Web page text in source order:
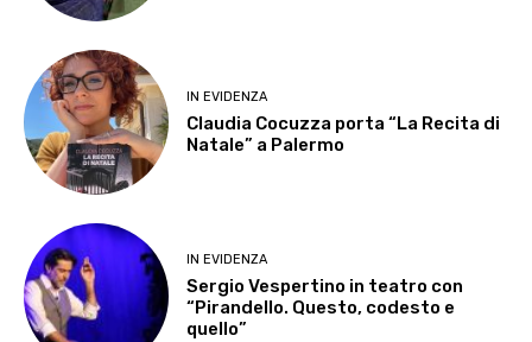
IN EVIDENZA
Claudia Cocuzza porta “La Recita di
Natale” a Palermo
IN EVIDENZA
Sergio Vespertino in teatro con
“Pirandello. Questo, codesto e
quello”